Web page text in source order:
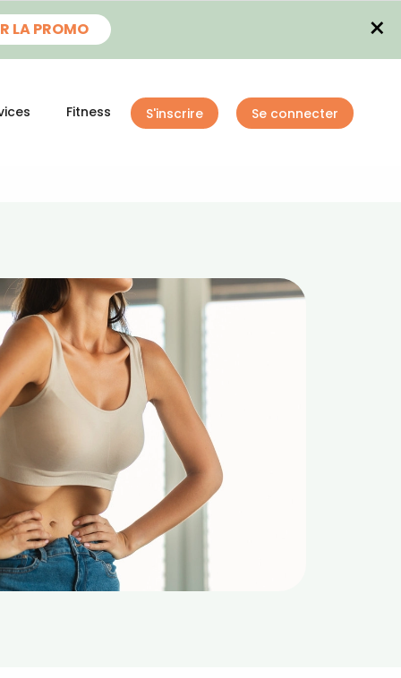
LA PROMO ×
Fitness S'inscrire Se connecter